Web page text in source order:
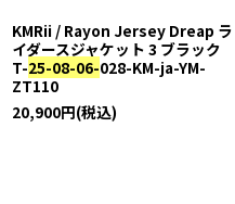
KMRii / Rayon Jersey Dreap ラ
イダースジャケット 3 ブラック
T-25-08-06-028-KM-ja-YM-
ZT110
20,900円(税込)